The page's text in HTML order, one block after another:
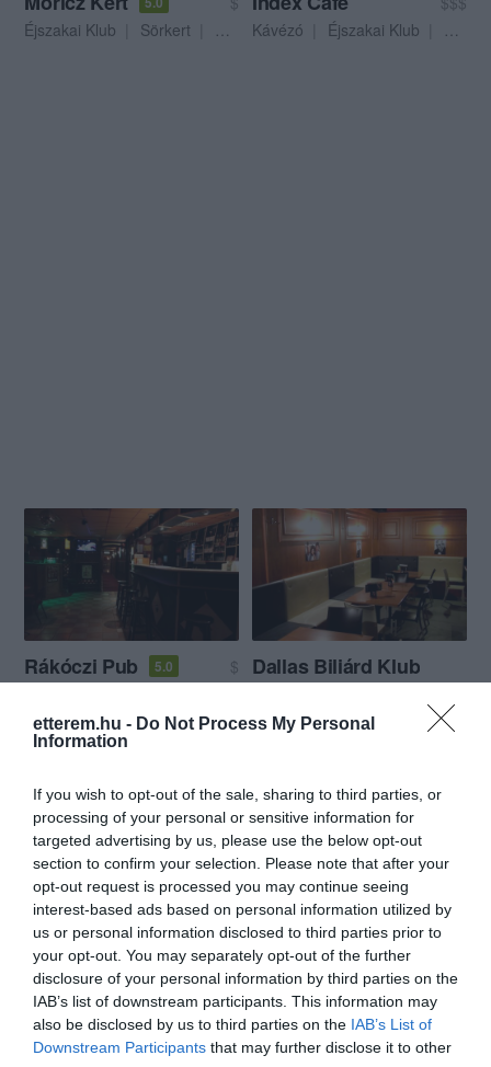
etterem.hu - Do Not Process My Personal
Information
If you wish to opt-out of the sale, sharing to third parties, or
processing of your personal or sensitive information for
targeted advertising by us, please use the below opt-out
section to confirm your selection. Please note that after your
opt-out request is processed you may continue seeing
interest-based ads based on personal information utilized by
us or personal information disclosed to third parties prior to
your opt-out. You may separately opt-out of the further
disclosure of your personal information by third parties on the
IAB’s list of downstream participants. This information may
also be disclosed by us to third parties on the IAB’s List of
Downstream Participants that may further disclose it to other
Éjszakai Klub
Sörkert KocsmaKávézó
Éjszakai Klub
Rákóczi Pub 5.0
$
Dallas Biliárd Klub
Kert Gyros és Italbár
$
Gyros Bár
Shamrock Nyíregyháza
Éjszakai Klub Bár Kávézó